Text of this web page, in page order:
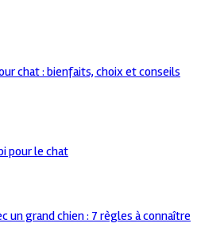
chat : bienfaits, choix et conseils
pour le chat
un grand chien : 7 règles à connaître